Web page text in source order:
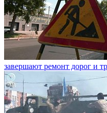
завершают ремонт дорог и